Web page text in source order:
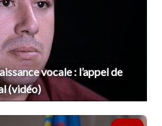
vocale : l’appel de
(vidéo)